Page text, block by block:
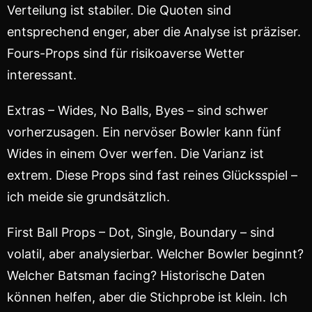
Verteilung ist stabiler. Die Quoten sind
entsprechend enger, aber die Analyse ist präziser.
Fours-Props sind für risikoaverse Wetter
interessant.
Extras – Wides, No Balls, Byes – sind schwer
vorherzusagen. Ein nervöser Bowler kann fünf
Wides in einem Over werfen. Die Varianz ist
extrem. Diese Props sind fast reines Glücksspiel –
ich meide sie grundsätzlich.
First Ball Props – Dot, Single, Boundary – sind
volatil, aber analysierbar. Welcher Bowler beginnt?
Welcher Batsman facing? Historische Daten
können helfen, aber die Stichprobe ist klein. Ich